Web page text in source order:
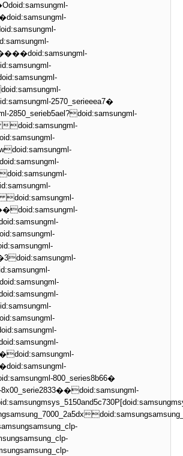
2570_serieeea7�
2850_serieb5ael?doid:samsungml-
doid:samsungml-
doid:samsungml-
800_series8b66�
8x00_serie2833��doid:samsungml-